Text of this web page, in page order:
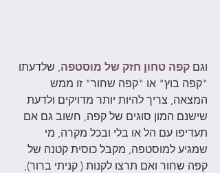
וגם קפה טחון חזק של מוסטפה , שלדעתו
"קפה בוץ" או "קפה שחור" זו ממש
המצאה, צריך להיות יותר מדויקים ולדעת
שישנם המון סוגים של קפה, חשוב גם אם
תעדיפו עם הל או בלי ובכל מקרה, מי
שמגיע למוסטפה, מקבל כוסית קטנה של
קפה שחור ואם תרצו לקנות ( קניתי ברור),